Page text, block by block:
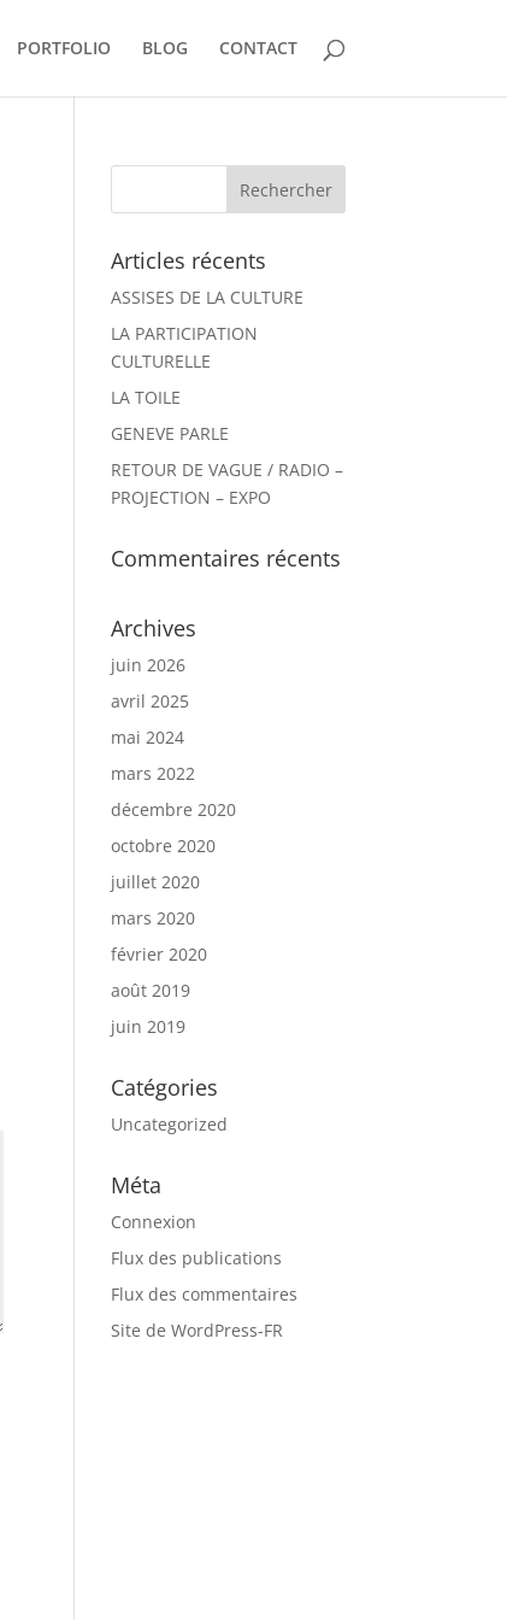
PORTFOLIO BLOG CONTACT
Articles récents
ASSISES DE LA CULTURE
LA PARTICIPATION
CULTURELLE
LA TOILE
GENEVE PARLE
RETOUR DE VAGUE / RADIO –
PROJECTION – EXPO
Commentaires récents
Archives
juin 2026
avril 2025
mai 2024
mars 2022
décembre 2020
octobre 2020
juillet 2020
mars 2020
février 2020
août 2019
juin 2019
Catégories
Uncategorized
Méta
Connexion
Flux des publications
Flux des commentaires
Site de WordPress-FR